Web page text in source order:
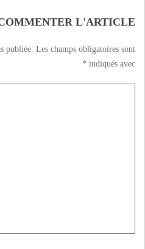
L'ARTICLE
publiée. Les champs obligatoires sont
indiqués avec
*